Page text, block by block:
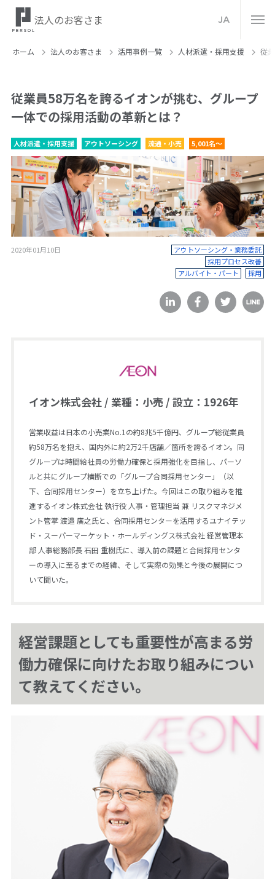
法人のお客さま JA
ホーム 法人のお客さま 活⽤事例⼀覧 人材派遣・採用支援 従
従業員58万名を誇るイオンが挑む、グループ
一体での採用活動の革新とは？
人材派遣・採用支援 アウトソーシング 流通・小売 5,001名～
2020年01月10日
アウトソーシング・業務委託
採用プロセス改善
アルバイト・パート
採用
イオン株式会社 / 業種：小売 / 設立：1926年
営業収益は日本の小売業No.1の約8兆5千億円、グループ総従業員
約58万名を抱え、国内外に約2万2千店舗／箇所を誇るイオン。同
グループは時間給社員の労働力確保と採用強化を目指し、パーソ
ルと共にグループ横断での「グループ合同採用センター」（以
下、合同採用センター）を立ち上げた。今回はこの取り組みを推
進するイオン株式会社 執行役 人事・管理担当 兼 リスクマネジメ
ント管掌 渡邉 廣之氏と、合同採用センターを活用するユナイテッ
ド・スーパーマーケット・ホールディングス株式会社 経営管理本
部 人事総務部長 石田 重樹氏に、導入前の課題と合同採用センタ
ーの導入に至るまでの経緯、そして実際の効果と今後の展開につ
いて聞いた。
経営課題としても重要性が高まる労
働力確保に向けたお取り組みについ
て教えてください。